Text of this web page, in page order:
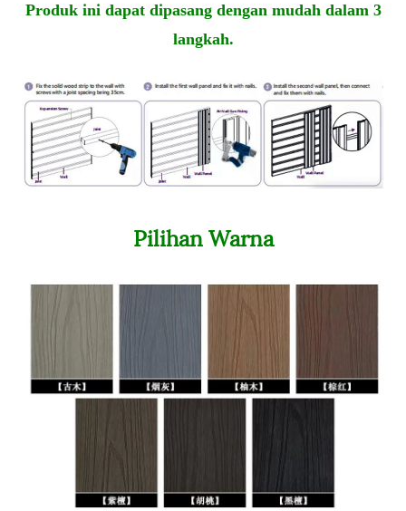
Produk ini dapat dipasang dengan mudah dalam 3
langkah.
Pilihan Warna